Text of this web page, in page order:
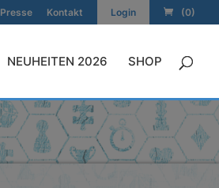
Presse Kontakt Login (0)
NEUHEITEN 2026 SHOP